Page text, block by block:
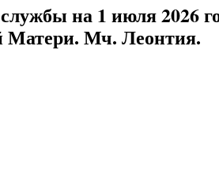
на 1 июля 2026
Мч. Леонтия.